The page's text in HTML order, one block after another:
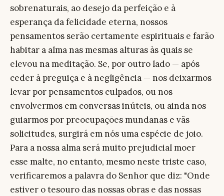
sobrenaturais, ao desejo da perfeição e à
esperança da felicidade eterna, nossos
pensamentos serão certamente espirituais e farão
habitar a alma nas mesmas alturas às quais se
elevou na meditação. Se, por outro lado — após
ceder à preguiça e à negligência — nos deixarmos
levar por pensamentos culpados, ou nos
envolvermos em conversas inúteis, ou ainda nos
guiarmos por preocupações mundanas e vãs
solicitudes, surgirá em nós uma espécie de joio.
Para a nossa alma será muito prejudicial moer
esse malte, no entanto, mesmo neste triste caso,
verificaremos a palavra do Senhor que diz: "Onde
estiver o tesouro das nossas obras e das nossas